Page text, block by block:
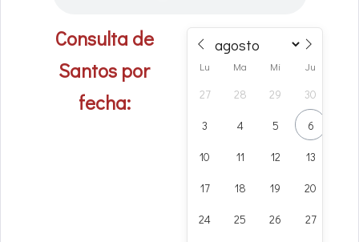
Consulta de
Santos por
fecha:
Lu Ma Mi Ju
27 28 29 30
3 4 5 6
10 11 12 13
17 18 19 20
24 25 26 27